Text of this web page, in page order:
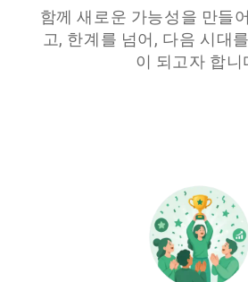
함께 새로운 가능성을 만들
고, 한계를 넘어, 다음 시대
이 되고자 합니